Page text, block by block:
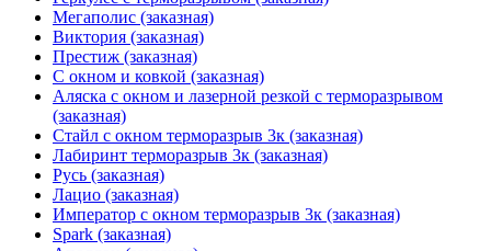
Мегаполис (заказная)
Виктория (заказная)
Престиж (заказная)
С окном и ковкой (заказная)
Аляска с окном и лазерной резкой с терморазрывом
(заказная)
Стайл с окном терморазрыв 3к (заказная)
Лабиринт терморазрыв 3к (заказная)
Русь (заказная)
Лацио (заказная)
Император с окном терморазрыв 3к (заказная)
Spark (заказная)